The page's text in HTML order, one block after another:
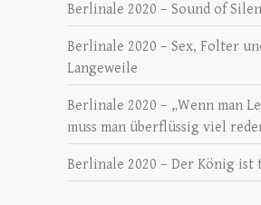
Berlinale 2020 – Sound of
Berlinale 2020 – Sex, Folter
Langeweile
Berlinale 2020 – „Wenn man
muss man überflüssig viel
Berlinale 2020 – Der König ist